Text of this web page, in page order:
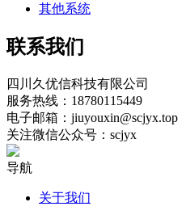
其他系统
联系我们
四川久优信科技有限公司
服务热线：18780115449
电子邮箱：jiuyouxin@scjyx.top
关注微信公众号：scjyx
导航
关于我们